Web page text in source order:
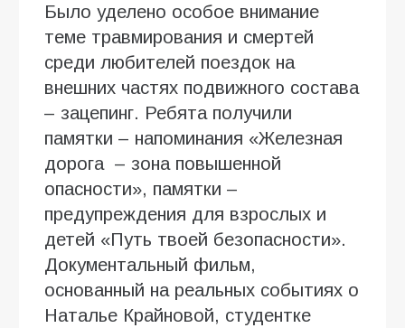
Было уделено особое внимание
теме травмирования и смертей
среди любителей поездок на
внешних частях подвижного состава
– зацепинг. Ребята получили
памятки – напоминания «Железная
дорога – зона повышенной
опасности», памятки –
предупреждения для взрослых и
детей «Путь твоей безопасности».
Документальный фильм,
основанный на реальных событиях о
Наталье Крайновой, студентке